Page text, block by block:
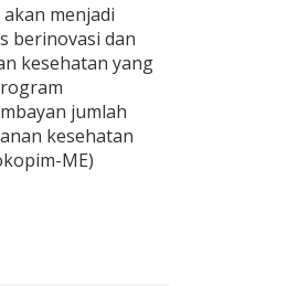
menjadi
berinovasi dan
kesehatan yang
jumlah
kesehatan
ME)